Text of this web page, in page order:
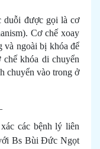
duỗi được gọi là cơ
Cơ chế xoay
và ngoài bị khóa để
khóa di chuyển
chuyển vào trong ở
các bệnh lý liên
Bs Bùi Đức Ngọt